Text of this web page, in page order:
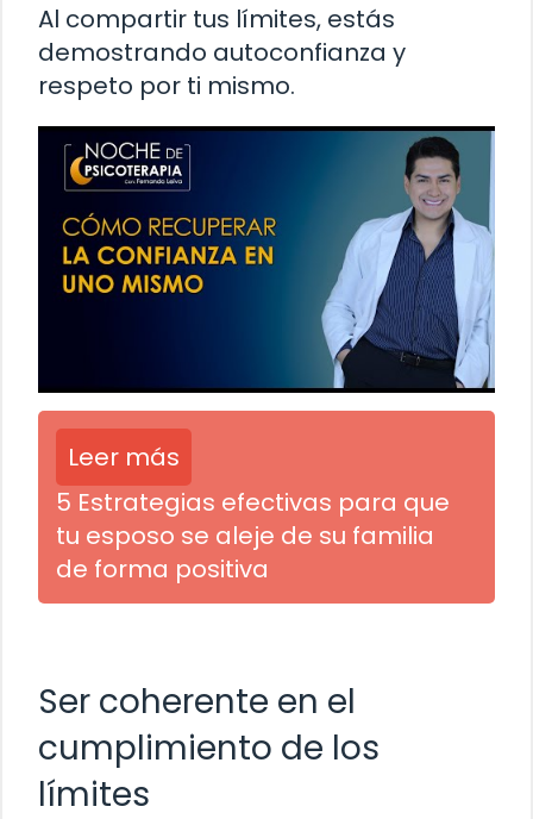
Al compartir tus límites, estás
demostrando autoconfianza y
respeto por ti mismo.
Leer más
5 Estrategias efectivas para que
tu esposo se aleje de su familia
de forma positiva
Ser coherente en el
cumplimiento de los
límites